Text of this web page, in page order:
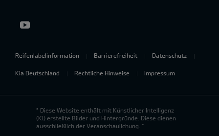
Reifenlabelinformation Barrierefreiheit Datenschutz
Kia Deutschland Rechtliche Hinweise Impressum
* Diese Website enthält mit Künstlicher Intelligenz
(KI) erstellte Bilder und Hintergründe. Diese dienen
ausschließlich der Veranschaulichung. *